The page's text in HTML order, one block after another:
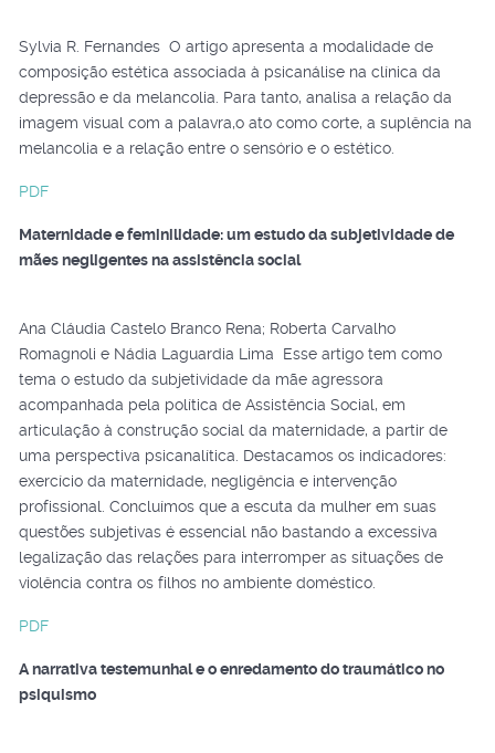
Sylvia R. Fernandes O artigo apresenta a modalidade de
composição estética associada à psicanálise na clínica da
depressão e da melancolia. Para tanto, analisa a relação da
imagem visual com a palavra,o ato como corte, a suplência na
melancolia e a relação entre o sensório e o estético.
PDF
Maternidade e feminilidade: um estudo da subjetividade de
mães negligentes na assistência social
Ana Cláudia Castelo Branco Rena; Roberta Carvalho
Romagnoli e Nádia Laguardia Lima Esse artigo tem como
tema o estudo da subjetividade da mãe agressora
acompanhada pela política de Assistência Social, em
articulação à construção social da maternidade, a partir de
uma perspectiva psicanalítica. Destacamos os indicadores:
exercício da maternidade, negligência e intervenção
profissional. Concluímos que a escuta da mulher em suas
questões subjetivas é essencial não bastando a excessiva
legalização das relações para interromper as situações de
violência contra os filhos no ambiente doméstico.
PDF
A narrativa testemunhal e o enredamento do traumático no
psiquismo